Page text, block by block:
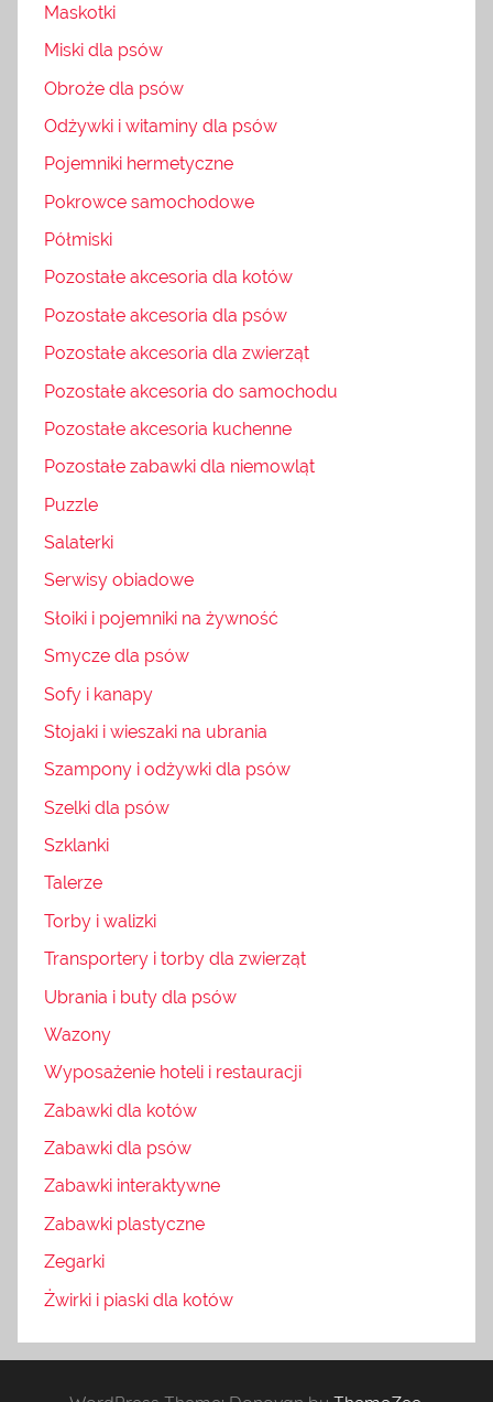
Maskotki
Miski dla psów
Obroże dla psów
Odżywki i witaminy dla psów
Pojemniki hermetyczne
Pokrowce samochodowe
Półmiski
Pozostałe akcesoria dla kotów
Pozostałe akcesoria dla psów
Pozostałe akcesoria dla zwierząt
Pozostałe akcesoria do samochodu
Pozostałe akcesoria kuchenne
Pozostałe zabawki dla niemowląt
Puzzle
Salaterki
Serwisy obiadowe
Słoiki i pojemniki na żywność
Smycze dla psów
Sofy i kanapy
Stojaki i wieszaki na ubrania
Szampony i odżywki dla psów
Szelki dla psów
Szklanki
Talerze
Torby i walizki
Transportery i torby dla zwierząt
Ubrania i buty dla psów
Wazony
Wyposażenie hoteli i restauracji
Zabawki dla kotów
Zabawki dla psów
Zabawki interaktywne
Zabawki plastyczne
Zegarki
Żwirki i piaski dla kotów